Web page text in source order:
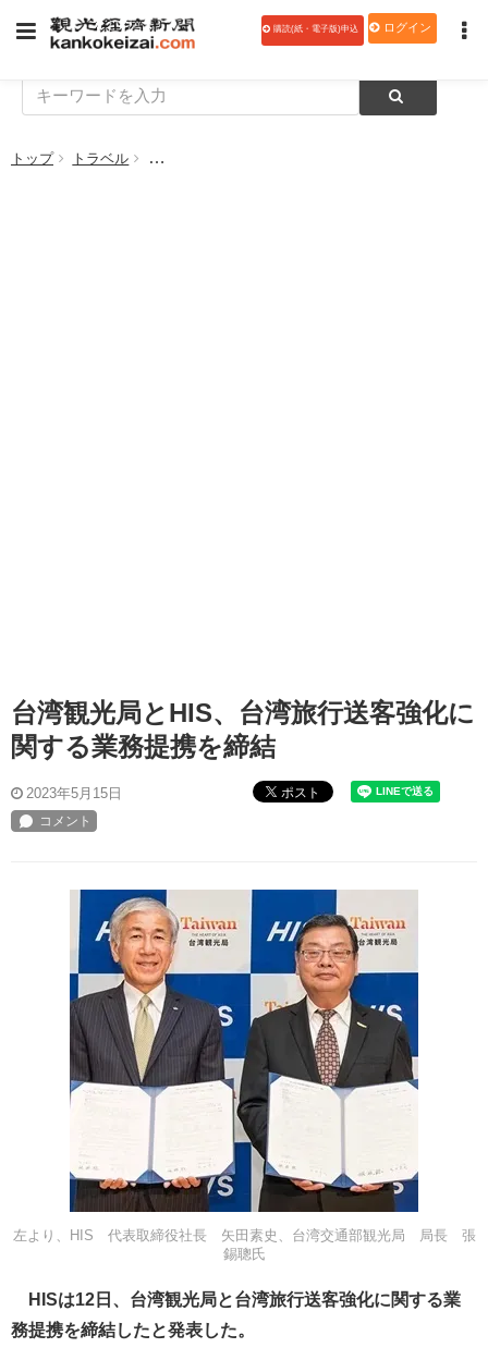
購読(紙・電子版)申込 ログイン
トップ トラベル 台湾観光局とHIS、台湾旅行送客強化に関する業務提
台湾観光局とHIS、台湾旅行送客強化に
関する業務提携を締結
2023年5月15日 ポスト
左より、HIS 代表取締役社長 矢田素史、台湾交通部観光局 局長 張
錫聰氏
HISは12日、台湾観光局と台湾旅行送客強化に関する業
務提携を締結したと発表した。